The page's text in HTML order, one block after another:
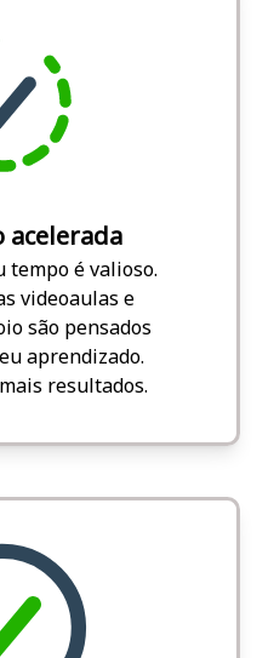
acelerada
tempo é valioso.
videoaulas e
são pensados
aprendizado.
resultados.